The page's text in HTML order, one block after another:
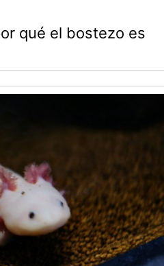
qué el bostezo es